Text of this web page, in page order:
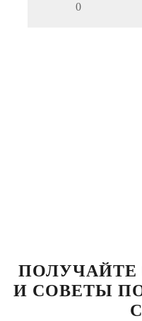
0
И СОВЕТЫ